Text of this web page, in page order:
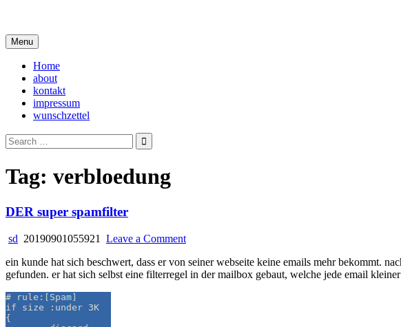
content
Menu
Home
about
kontakt
impressum
wunschzettel
Search
for:
Tag: verbloedung
DER super spamfilter
sd 20190901055921 Leave a Commenton
super
spamfilter
ein kunde hat sich beschwert, dass er von seiner webseite keine emails mehr bekommt.
gefunden. er hat sich selbst eine filterregel in der mailbox gebaut, welche jede email